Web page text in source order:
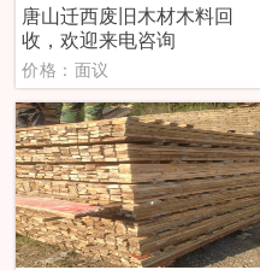
唐山迁西废旧木材木料回
收，欢迎来电咨询
价格：面议